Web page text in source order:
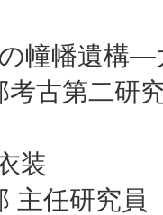
幢幡遺構―
考古第二研
装
主任研究